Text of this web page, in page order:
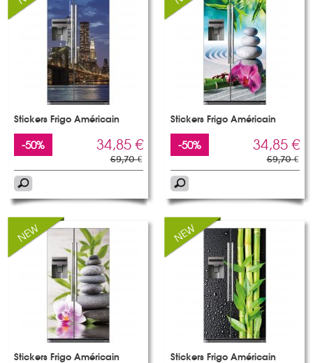
Stickers Frigo Américain
-50% 34,85 €
69,70 €
Stickers Frigo Américain
-50% 34,85 €
69,70 €
Stickers Frigo Américain Stickers Frigo Américain